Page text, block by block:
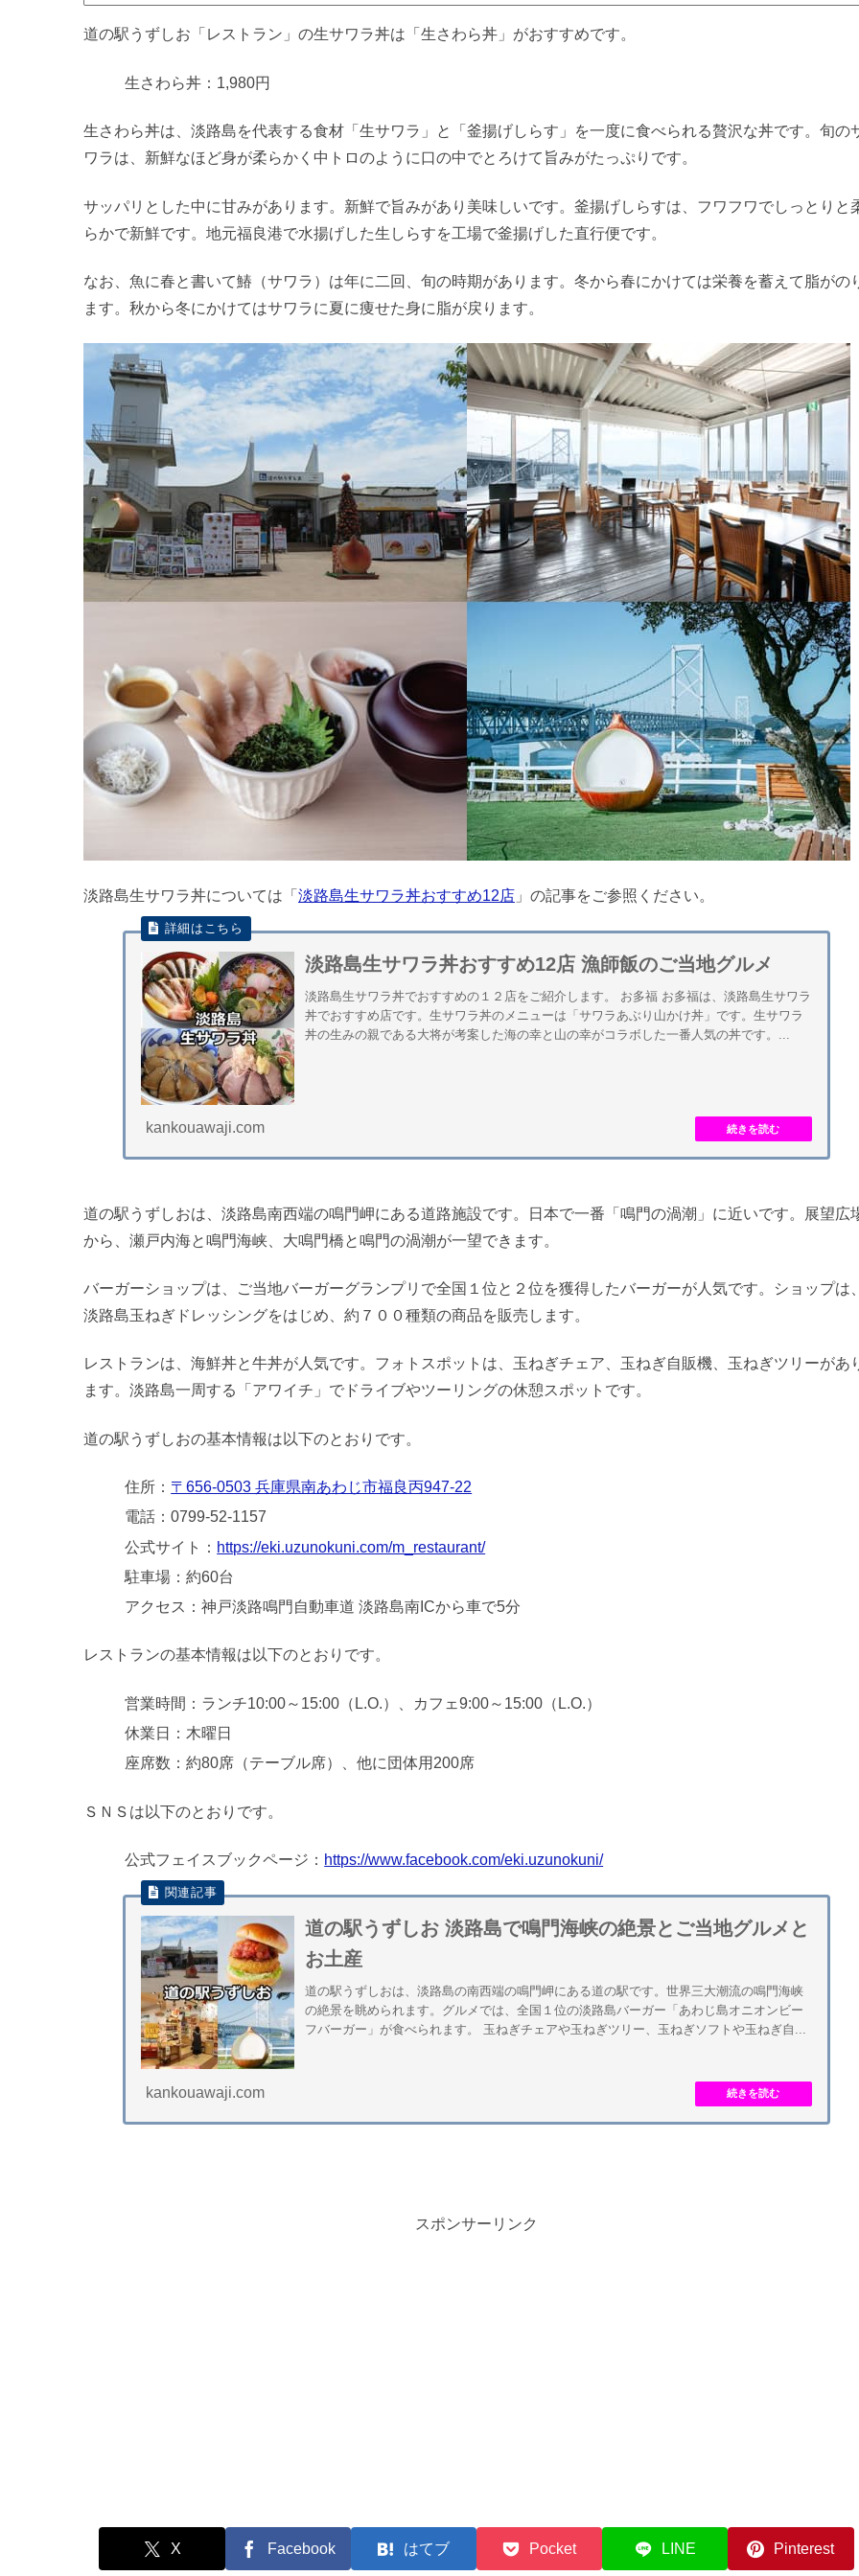
道の駅うずしお「レストラン」の生サワラ丼は「生さわら丼」がおすすめです。
生さわら丼：1,980円
生さわら丼は、淡路島を代表する食材「生サワラ」と「釜揚げしらす」を一度に食べられる贅沢な丼です。旬の
ワラは、新鮮なほど身が柔らかく中トロのように口の中でとろけて旨みがたっぷりです。
サッパリとした中に甘みがあります。新鮮で旨みがあり美味しいです。釜揚げしらすは、フワフワでしっとりと
らかで新鮮です。地元福良港で水揚げした生しらすを工場で釜揚げした直行便です。
なお、魚に春と書いて鰆（サワラ）は年に二回、旬の時期があります。冬から春にかけては栄養を蓄えて脂がの
ます。秋から冬にかけてはサワラに夏に痩せた身に脂が戻ります。
淡路島生サワラ丼については「 淡路島生サワラ丼おすすめ12店 」の記事をご参照ください。
淡路島生サワラ丼おすすめ12店 漁師飯のご当地グルメ
淡路島生サワラ丼でおすすめの１２店をご紹介します。 お多福 お多福は、淡路島生サワラ
丼でおすすめ店です。生サワラ丼のメニューは「サワラあぶり山かけ丼」です。生サワラ
丼の生みの親である大将が考案した海の幸と山の幸がコラボした一番人気の丼です。...
kankouawaji.com
道の駅うずしおは、淡路島南西端の鳴門岬にある道路施設です。日本で一番「鳴門の渦潮」に近いです。展望広
から、瀬戸内海と鳴門海峡、大鳴門橋と鳴門の渦潮が一望できます。
バーガーショップは、ご当地バーガーグランプリで全国１位と２位を獲得したバーガーが人気です。ショップは
淡路島玉ねぎドレッシングをはじめ、約７００種類の商品を販売します。
レストランは、海鮮丼と牛丼が人気です。フォトスポットは、玉ねぎチェア、玉ねぎ自販機、玉ねぎツリーがあ
ます。淡路島一周する「アワイチ」でドライブやツーリングの休憩スポットです。
道の駅うずしおの基本情報は以下のとおりです。
住所： 〒656-0503 兵庫県南あわじ市福良丙947-22
電話：0799-52-1157
公式サイト： https://eki.uzunokuni.com/m_restaurant/
駐車場：約60台
アクセス：神戸淡路鳴門自動車道 淡路島南ICから車で5分
レストランの基本情報は以下のとおりです。
営業時間：ランチ10:00～15:00（L.O.）、カフェ9:00～15:00（L.O.）
休業日：木曜日
座席数：約80席（テーブル席）、他に団体用200席
ＳＮＳは以下のとおりです。
公式フェイスブックページ： https://www.facebook.com/eki.uzunokuni/
道の駅うずしお 淡路島で鳴門海峡の絶景とご当地グルメと
お土産
道の駅うずしおは、淡路島の南西端の鳴門岬にある道の駅です。世界三大潮流の鳴門海峡
の絶景を眺められます。グルメでは、全国１位の淡路島バーガー「あわじ島オニオンビー
フバーガー」が食べられます。 玉ねぎチェアや玉ねぎツリー、玉ねぎソフトや玉ねぎ自...
kankouawaji.com
スポンサーリンク
X Facebook はてブ Pocket LINE Pinterest